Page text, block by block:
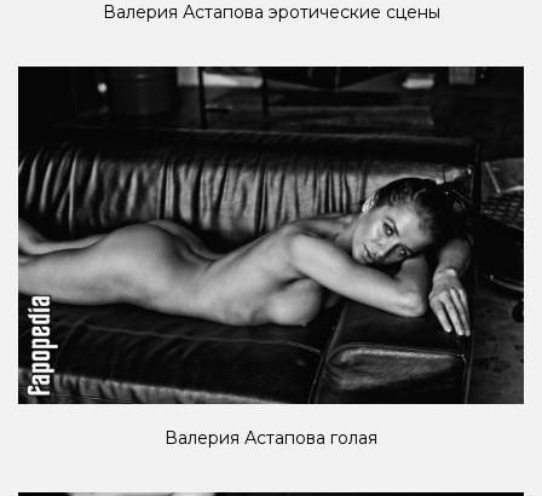
Валерия Астапова эротические сцены
Валерия Астапова голая